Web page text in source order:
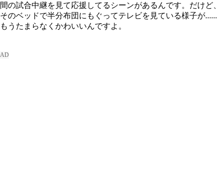
間の試合中継を見て応援してるシーンがあるんです。だけど、
そのベッドで半分布団にもぐってテレビを見ている様子が......
もうたまらなくかわいいんですよ 。